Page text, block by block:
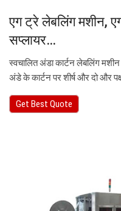
एग ट्रे लेबलिंग मशीन,
सप्लायर…
स्वचालित अंडा कार्टन लेबलिंग
अंडे के कार्टन पर शीर्ष और दो और
Get Best Quote